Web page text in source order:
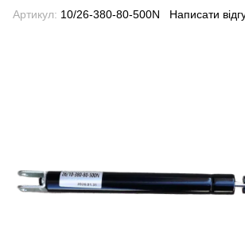
Артикул: 10/26-380-80-500N Написати